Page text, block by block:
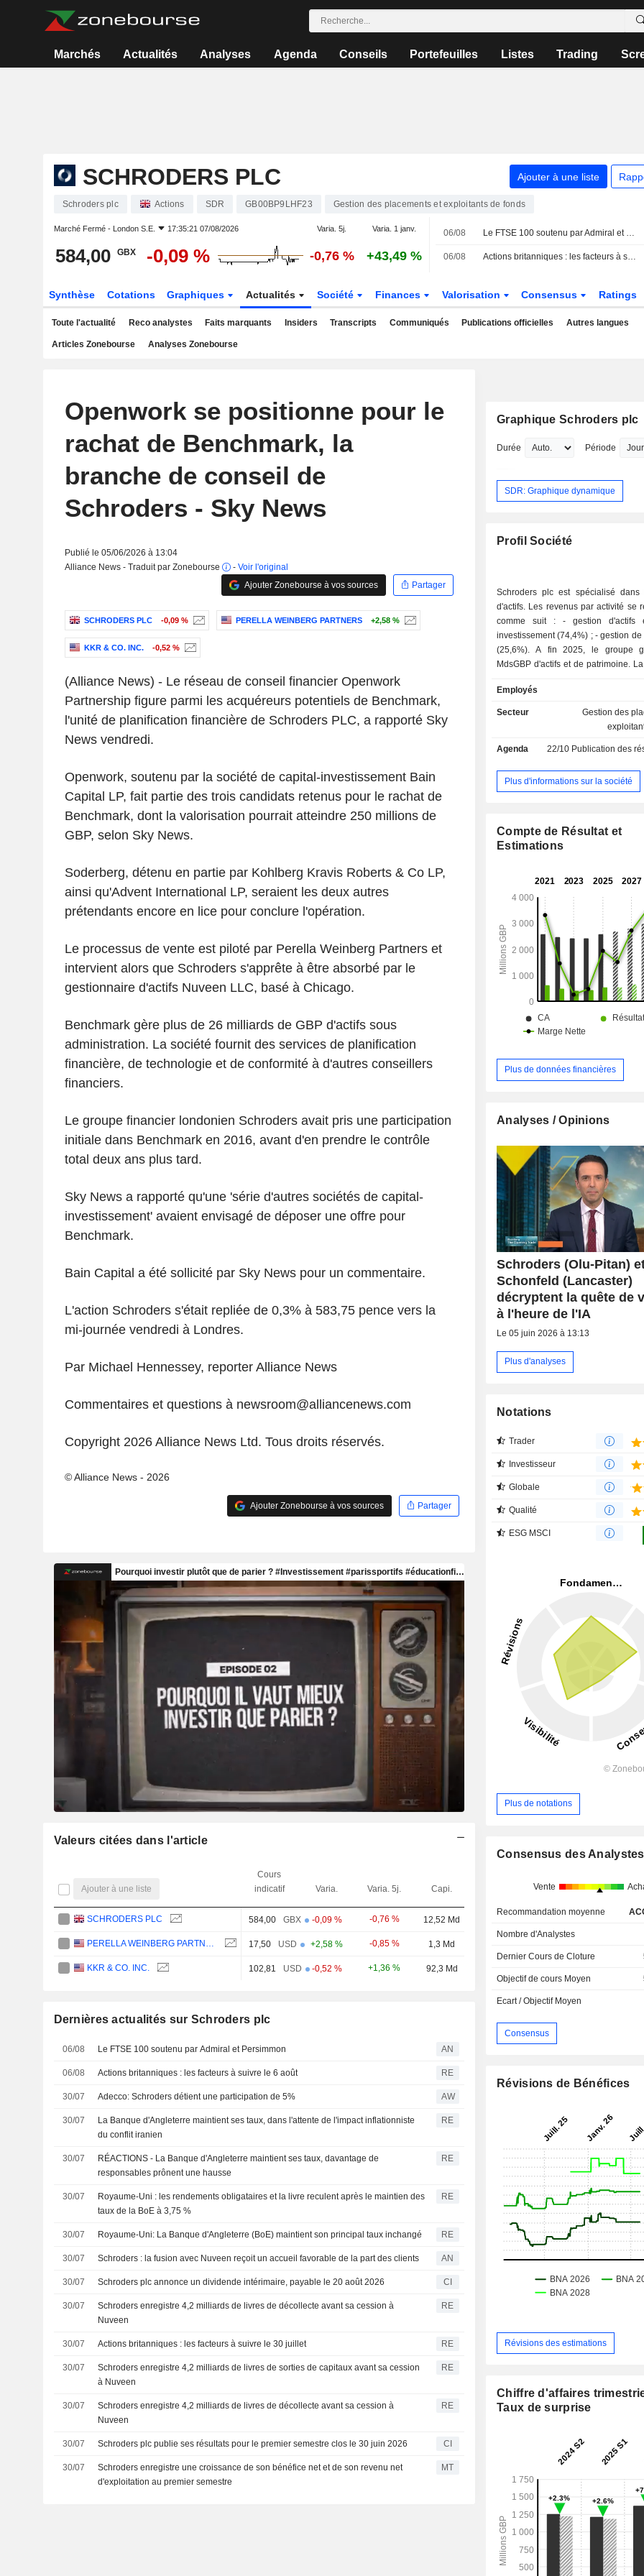
Marchés Actualités Analyses Agenda Conseils Portefeuilles Listes Trading
SCHRODERS PLC Ajouter à une liste
Schroders plc Actions SDR GB00BP9LHF23 Gestion des placements et exploitants de fonds
Marché Fermé - London S.E. 17:35:21 07/08/2026 Varia. 5j. Varia. 1 janv.
584,00 GBX -0,09 % -0,76 % +43,49 %
06/08 Le FTSE 100 soutenu par Admiral et Persimmon
06/08 Actions britanniques : les facteurs à suivre le 6 août
Synthèse Cotations Graphiques Actualités Société Finances Valorisation Consensus Ratings
Toute l'actualité Reco analystes Faits marquants Insiders Transcripts Communiqués Publications officielles Autres langues
Articles Zonebourse Analyses Zonebourse
Openwork se positionne pour le
rachat de Benchmark, la
branche de conseil de
Schroders - Sky News
Publié le 05/06/2026 à 13:04
Alliance News - Traduit par Zonebourse
- Voir l'original
Ajouter Zonebourse à vos sources
Partager
SCHRODERS PLC -0,09 % PERELLA WEINBERG PARTNERS +2,58 %
KKR & CO. INC. -0,52 %
(Alliance News) - Le réseau de conseil financier Openwork
Partnership figure parmi les acquéreurs potentiels de Benchmark,
l'unité de planification financière de Schroders PLC, a rapporté Sky
News vendredi.
Openwork, soutenu par la société de capital-investissement Bain
Capital LP, fait partie des trois candidats retenus pour le rachat de
Benchmark, dont la valorisation pourrait atteindre 250 millions de
GBP, selon Sky News.
Soderberg, détenu en partie par Kohlberg Kravis Roberts & Co LP,
ainsi qu'Advent International LP, seraient les deux autres
prétendants encore en lice pour conclure l'opération.
Le processus de vente est piloté par Perella Weinberg Partners et
intervient alors que Schroders s'apprête à être absorbé par le
gestionnaire d'actifs Nuveen LLC, basé à Chicago.
Benchmark gère plus de 26 milliards de GBP d'actifs sous
administration. La société fournit des services de planification
financière, de technologie et de conformité à d'autres conseillers
financiers.
Le groupe financier londonien Schroders avait pris une participation
initiale dans Benchmark en 2016, avant d'en prendre le contrôle
total deux ans plus tard.
Sky News a rapporté qu'une 'série d'autres sociétés de capital-
investissement' avaient envisagé de déposer une offre pour
Benchmark.
Bain Capital a été sollicité par Sky News pour un commentaire.
L'action Schroders s'était repliée de 0,3% à 583,75 pence vers la
mi-journée vendredi à Londres.
Par Michael Hennessey, reporter Alliance News
Commentaires et questions à newsroom@alliancenews.com
Copyright 2026 Alliance News Ltd. Tous droits réservés.
© Alliance News - 2026
Ajouter Zonebourse à vos sources Partager
Valeurs citées dans l'article
Ajouter à une liste
Cours
indicatif
Varia. Varia. 5j. Capi.
SCHRODERS PLC 584,00 GBX -0,09 % -0,76 % 12,52 Md
PERELLA WEINBERG PARTNERS 17,50 USD +2,58 % -0,85 % 1,3 Md
KKR & CO. INC. 102,81 USD -0,52 % +1,36 % 92,3 Md
Dernières actualités sur Schroders plc
06/08 Le FTSE 100 soutenu par Admiral et Persimmon AN
06/08 Actions britanniques : les facteurs à suivre le 6 août RE
30/07 Adecco: Schroders détient une participation de 5% AW
30/07
La Banque d'Angleterre maintient ses taux, dans l'attente de l'impact inflationniste
du conflit iranien
RE
30/07
RÉACTIONS - La Banque d'Angleterre maintient ses taux, davantage de
responsables prônent une hausse
RE
30/07
Royaume-Uni : les rendements obligataires et la livre reculent après le maintien des
taux de la BoE à 3,75 %
RE
30/07 Royaume-Uni: La Banque d'Angleterre (BoE) maintient son principal taux inchangé RE
30/07 Schroders : la fusion avec Nuveen reçoit un accueil favorable de la part des clients AN
30/07 Schroders plc annonce un dividende intérimaire, payable le 20 août 2026 CI
30/07
Schroders enregistre 4,2 milliards de livres de décollecte avant sa cession à
Nuveen
RE
30/07 Actions britanniques : les facteurs à suivre le 30 juillet RE
30/07
Schroders enregistre 4,2 milliards de livres de sorties de capitaux avant sa cession
à Nuveen
RE
30/07
Schroders enregistre 4,2 milliards de livres de décollecte avant sa cession à
Nuveen
RE
30/07 Schroders plc publie ses résultats pour le premier semestre clos le 30 juin 2026 CI
30/07
Schroders enregistre une croissance de son bénéfice net et de son revenu net
d'exploitation au premier semestre
MT
Graphique Schroders plc
Durée Période
SDR: Graphique dynamique
Profil Société
Schroders plc est spécialisé dans
d'actifs. Les revenus par activité se
comme suit : - gestion d'actifs et capital-
investissement (74,4%) ; - gestion de patrimoine
(25,6%). A fin 2025, le groupe gère 729,6
MdsGBP d'actifs et de patrimoine. La répartition
Royaume-Uni (41,9%), Europe
Moyen Orient (28,9%), Asie-
Employés
Secteur
Gestion des
Agenda 22/10 Publication des résultats
Plus d'informations sur la société
Compte de Résultat et
Estimations
Plus de données financières
Analyses / Opinions
Schroders (Olu-Pitan)
Schonfeld (Lancaster)
décryptent la quête de
à l'heure de l'IA
Le 05 juin 2026 à 13:13
Plus d'analyses
Notations
Trader
Investisseur
Globale
Qualité
ESG MSCI
Plus de notations
Consensus des Analystes
Vente
Recommandation moyenne
Nombre d'Analystes
Dernier Cours de Cloture
Objectif de cours Moyen
Ecart / Objectif Moyen
Consensus
Révisions de Bénéfices
Révisions des estimations
Chiffre d'affaires
Taux de surprise